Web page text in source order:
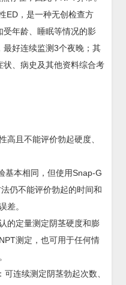
ED，是一种无创检查方
年龄、睡眠等情况的影
好连续监测3个夜晚；其
状、病史及其他资料综合考
高且不能评价勃起硬度、
基本相同，但使用Snap-G
仍不能评价勃起的时间和
差。
的定量测定阴茎硬度和膨
测定，也可用于任何情
连续测定阴茎勃起次数、